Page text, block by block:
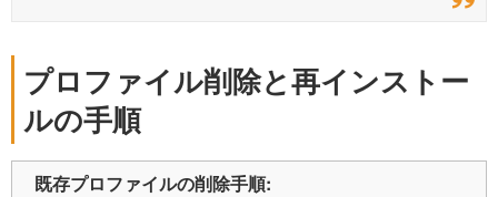
プロファイル削除と再インストー
ルの手順
既存プロファイルの削除手順: